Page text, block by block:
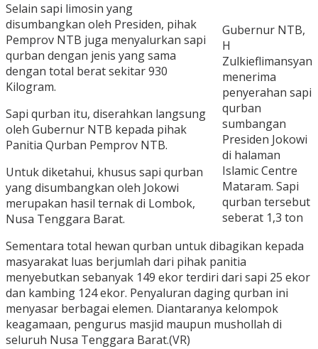
Gubernur NTB,
H
Zulkieflimansyan
menerima
penyerahan sapi
qurban
sumbangan
Presiden Jokowi
di halaman
Islamic Centre
Mataram. Sapi
qurban tersebut
seberat 1,3 ton
Selain sapi limosin yang
disumbangkan oleh Presiden, pihak
Pemprov NTB juga menyalurkan sapi
qurban dengan jenis yang sama
dengan total berat sekitar 930
Kilogram.
Sapi qurban itu, diserahkan langsung
oleh Gubernur NTB kepada pihak
Panitia Qurban Pemprov NTB.
Untuk diketahui, khusus sapi qurban
yang disumbangkan oleh Jokowi
merupakan hasil ternak di Lombok,
Nusa Tenggara Barat.
Sementara total hewan qurban untuk dibagikan kepada
masyarakat luas berjumlah dari pihak panitia
menyebutkan sebanyak 149 ekor terdiri dari sapi 25 ekor
dan kambing 124 ekor. Penyaluran daging qurban ini
menyasar berbagai elemen. Diantaranya kelompok
keagamaan, pengurus masjid maupun mushollah di
seluruh Nusa Tenggara Barat.(VR)